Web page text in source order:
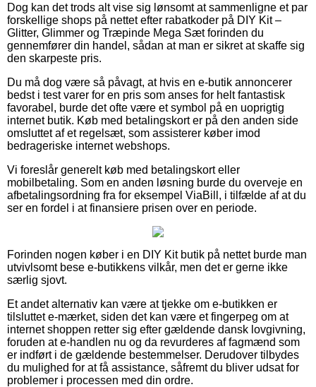
Dog kan det trods alt vise sig lønsomt at sammenligne et par
forskellige shops på nettet efter rabatkoder på DIY Kit –
Glitter, Glimmer og Træpinde Mega Sæt forinden du
gennemfører din handel, sådan at man er sikret at skaffe sig
den skarpeste pris.
Du må dog være så påvagt, at hvis en e-butik annoncerer
bedst i test varer for en pris som anses for helt fantastisk
favorabel, burde det ofte være et symbol på en uoprigtig
internet butik. Køb med betalingskort er på den anden side
omsluttet af et regelsæt, som assisterer køber imod
bedrageriske internet webshops.
Vi foreslår generelt køb med betalingskort eller
mobilbetaling. Som en anden løsning burde du overveje en
afbetalingsordning fra for eksempel ViaBill, i tilfælde af at du
ser en fordel i at finansiere prisen over en periode.
Forinden nogen køber i en DIY Kit butik på nettet burde man
utvivlsomt bese e-butikkens vilkår, men det er gerne ikke
særlig sjovt.
Et andet alternativ kan være at tjekke om e-butikken er
tilsluttet e-mærket, siden det kan være et fingerpeg om at
internet shoppen retter sig efter gældende dansk lovgivning,
foruden at e-handlen nu og da revurderes af fagmænd som
er indført i de gældende bestemmelser. Derudover tilbydes
du mulighed for at få assistance, såfremt du bliver udsat for
problemer i processen med din ordre.